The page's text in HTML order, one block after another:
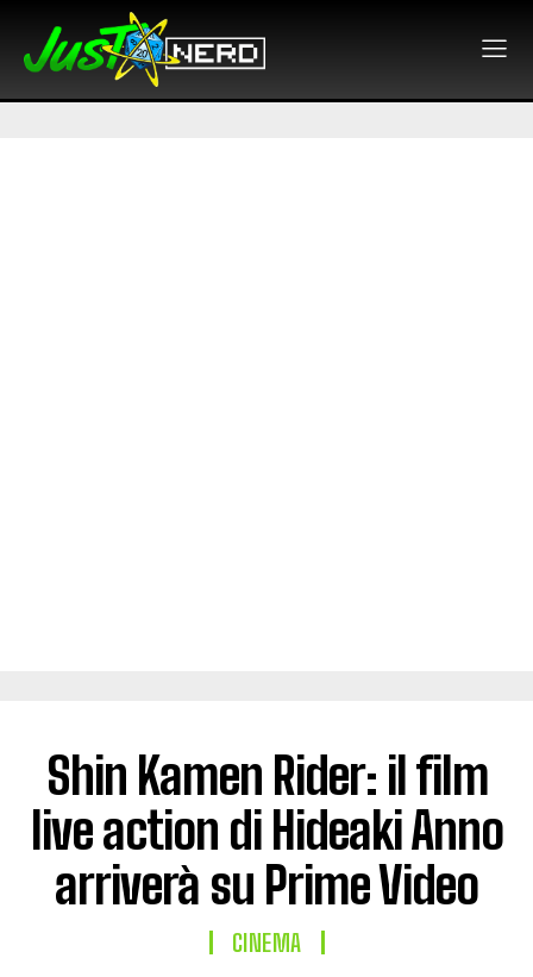
Shin Kamen Rider: il film
live action di Hideaki Anno
arriverà su Prime Video
CINEMA